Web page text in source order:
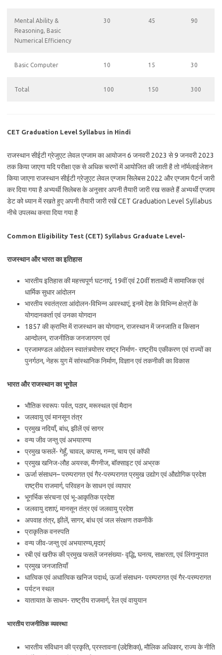
Mental Ability &
Reasoning, Basic
Numerical Efficiency
30 45 90
Basic Computer 10 15 30
Total 100 150 300
CET Graduation Level Syllabus in Hindi
राजस्थान सीईटी ग्रेजुएट लेवल एग्जाम का आयोजन 6 जनवरी 2023 से 9 जनवरी 2023
तक किया जाएगा यदि परीक्षा एक से अधिक चरणों में आयोजित की जाती है तो नॉर्मलाईजेशन
किया जाएगा राजस्थान सीईटी ग्रेजुएट लेवल एग्जाम सिलेबस 2022 और एग्जाम पैटर्न जारी
कर दिया गया है अभ्यर्थी सिलेबस के अनुसार अपनी तैयारी जारी रख सकते हैं अभ्यर्थी एग्जाम
डेट को ध्यान में रखते हुए अपनी तैयारी जारी रखें CET Graduation Level Syllabus
नीचे उपलब्ध करवा दिया गया है
Common Eligibility Test (CET) Syllabus Graduate Level-
राजस्थान और भारत का इतिहास
भारतीय इतिहास की महत्त्वपूर्ण घटनाएं, 19वीं एवं 20वीं शताब्दी में सामाजिक एवं
धार्मिक सुधार आंदोलन
भारतीय स्वतंत्रता आंदोलन-विभिन्न अवस्थाएं, इनमें देश के विभिन्न क्षेत्रों के
योगदानकर्ता एवं उनका योगदान
1857 की क्रान्ति में राजस्थान का योगदान, राजस्थान में जनजाति व किसान
आन्दोलन, राजनीतिक जनजागरण एवं
प्रजामण्डल आंदोलन स्वातंत्र्योत्तर राष्ट्र निर्माण- राष्ट्रीय एकीकरण एवं राज्यों का
पुनर्गठन, नेहरू युग में सांस्थानिक निर्माण, विज्ञान एवं तकनीकी का विकास
भारत और राजस्थान का भूगोल
भौतिक स्वरूपः पर्वत, पठार, मरूस्थल एवं मैदान
जलवायु एवं मानसून तंत्र
प्रमुख नदियाँ, बांध, झीलें एवं सागर
वन्य जीव जन्तु एवं अभयारण्य
प्रमुख फसलें- गेहूँ, चावल, कपास, गन्ना, चाय एवं कॉफी
प्रमुख खनिज-लौह अयस्क, मैंगनीज, बॉक्साइट एवं अभ्रक
ऊर्जा संसाधन– परम्परागत एवं गैर-परम्परागत प्रमुख उद्योग एवं औद्योगिक प्रदेश
राष्ट्रीय राजमार्ग, परिवहन के साधन एवं व्यापार
भूगर्भिक संरचना एवं भू-आकृतिक प्रदेश
जलवायु दशाएं, मानसून तंत्र एवं जलवायु प्रदेश
अपवाह तंत्र, झीलें, सागर, बांध एवं जल संरक्षण तकनीकें
प्राकृतिक वनस्पति
वन्य जीव-जन्तु एवं अभयारण्य,मृदाएं
रबी एवं खरीफ की प्रमुख फसलें जनसंख्या- वृद्धि, घनत्व, साक्षरता, एवं लिंगानुपात
प्रमुख जनजातियाँ
धात्विक एवं अधात्विक खनिज पदार्थ, ऊर्जा संसाधन- परम्परागत एवं गैर-परम्परागत
पर्यटन स्थल
यातायात के साधन- राष्ट्रीय राजमार्ग, रेल एवं वायुयान
भारतीय राजनीतिक व्यवस्था
भारतीय संविधान की प्रकृति, प्रस्तावना (उद्देशिका), मौलिक अधिकार, राज्य के नीति